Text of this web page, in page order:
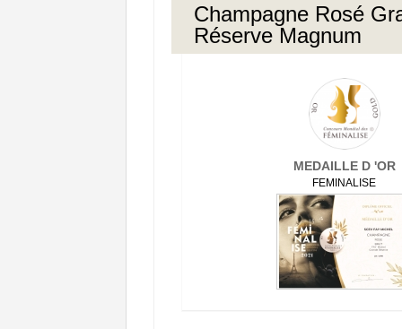
Champagne Rosé
Réserve Magnum
MEDAILLE D 'OR
FEMINALISE